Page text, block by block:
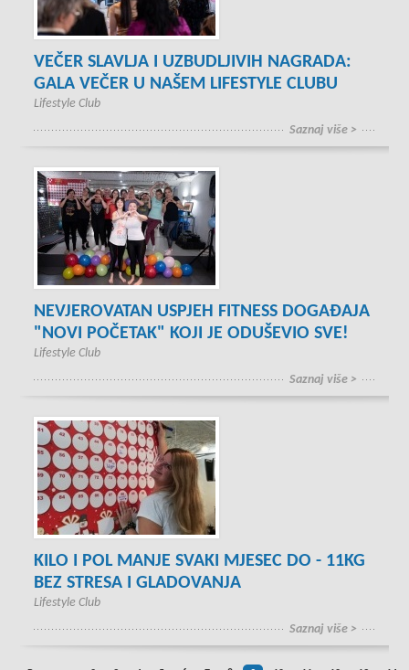
VEČER SLAVLJA I UZBUDLJIVIH NAGRADA:
GALA VEČER U NAŠEM LIFESTYLE CLUBU
Lifestyle Club
Saznaj više >
NEVJEROVATAN USPJEH FITNESS DOGAĐAJA
"NOVI POČETAK" KOJI JE ODUŠEVIO SVE!
Lifestyle Club
Saznaj više >
KILO I POL MANJE SVAKI MJESEC DO - 11KG
BEZ STRESA I GLADOVANJA
Lifestyle Club
Saznaj više >